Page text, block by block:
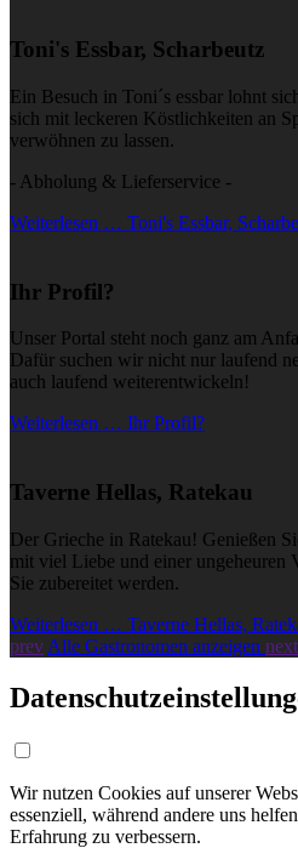
Toni's Essbar, Scharbeutz
Ein Besuch in Toni´s essbar lohnt
sich mit leckeren Köstlichkeiten an
verwöhnen zu lassen.
- Abholung & Lieferservice -
Weiterlesen … Toni's Essbar,
Ihr Profil?
Unser Portal steht noch ganz am
Dafür suchen wir nicht nur laufend
auch laufend weiterentwickeln!
Weiterlesen … Ihr Profil?
Taverne Hellas, Ratekau
Der Grieche in Ratekau! Genießen
mit viel Liebe und einer ungeheuren
Sie zubereitet werden.
Weiterlesen … Taverne Hellas,
prev Alle Gastronomen anzeigen next
Wir nutzen Cookies auf unserer
essenziell, während andere uns
Erfahrung zu verbessern.